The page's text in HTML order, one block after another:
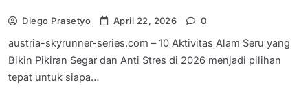
Diego Prasetyo April 22, 2026 0
austria-skyrunner-series.com – 10 Aktivitas Alam Seru yang
Bikin Pikiran Segar dan Anti Stres di 2026 menjadi pilihan
tepat untuk siapa…